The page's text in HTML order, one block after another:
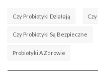
Czy Probiotyki Działają
Czy Probiotyki Są Bezpieczne
Probiotyki A Zdrowie